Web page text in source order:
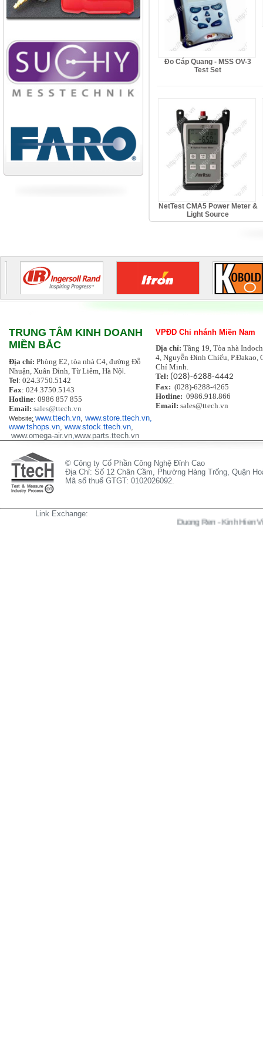
Công ty xi măng Bút Sơn
Công ty TNHH cán thép Tam
Điệp
Tiếp tục cập nhật
Đo Cáp Quang - MSS OV-3
Test Set
NetTest CMA5 Power Meter &
Light Source
TRUNG TÂM KINH DOANH
MIỀN BẮC
Địa chỉ: Phòng E2, tòa nhà C4, đường Đỗ
Nhuận, Xuân Đỉnh, Từ Liêm, Hà Nội.
Tel : 024.3750.5142
Fax: 024.3750.5143
Hotline: 0986 857 855
Email: sales@ttech.vn
Website: www.ttech.vn, www.store.ttech.vn,
www.tshops.vn, www.stock.ttech.vn,
www.omega-air.vn,www.parts.ttech.vn
VPĐD Chi nhánh Miền Nam
Địa chỉ: Tầng 19, Tòa nhà
4, Nguyễn Đình Chiểu, P.Đakao,
Chí Minh.
Tel: (028)-6288-4442
Fax: (028)-6288-4265
Hotline: 0986.918.866
Email: sales@ttech.vn
© Công ty Cổ Phần Công Nghệ Đỉnh Cao
Địa Chỉ: Số 12 Chân Cầm, Phường Hàng Trống, Quận
Mã số thuế GTGT: 0102026092.
Link Exchange:
Duong Ren-Kinh Hien Vi-